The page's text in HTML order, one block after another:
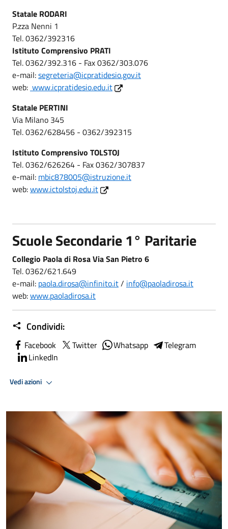
Statale RODARI
P.zza Nenni 1
Tel. 0362/392316
Istituto Comprensivo PRATI
Tel. 0362/392.316 - Fax 0362/303.076
e-mail:segreteria@icpratidesio.gov.it
web: www.icpratidesio.edu.it
Statale PERTINI
Via Milano 345
Tel. 0362/628456 - 0362/392315
Istituto Comprensivo TOLSTOJ
Tel. 0362/626264 - Fax 0362/307837
e-mail: mbic878005@istruzione.it
web:www.ictolstoj.edu.it
Scuole Secondarie 1° Paritarie
Collegio Paola di Rosa Via San Pietro 6
Tel. 0362/621.649
e-mail: paola.dirosa@infinito.it/ info@paoladirosa.it
web:www.paoladirosa.it
Condividi:
Facebook Twitter Whatsapp
Telegram
LinkedIn
Vedi azioni